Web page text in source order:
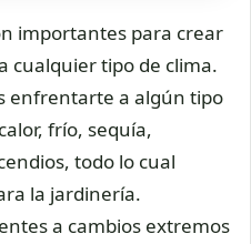
importantes para crear
cualquier tipo de clima.
enfrentarte a algún tipo
frío, sequía,
todo lo cual
la jardinería.
a cambios extremos